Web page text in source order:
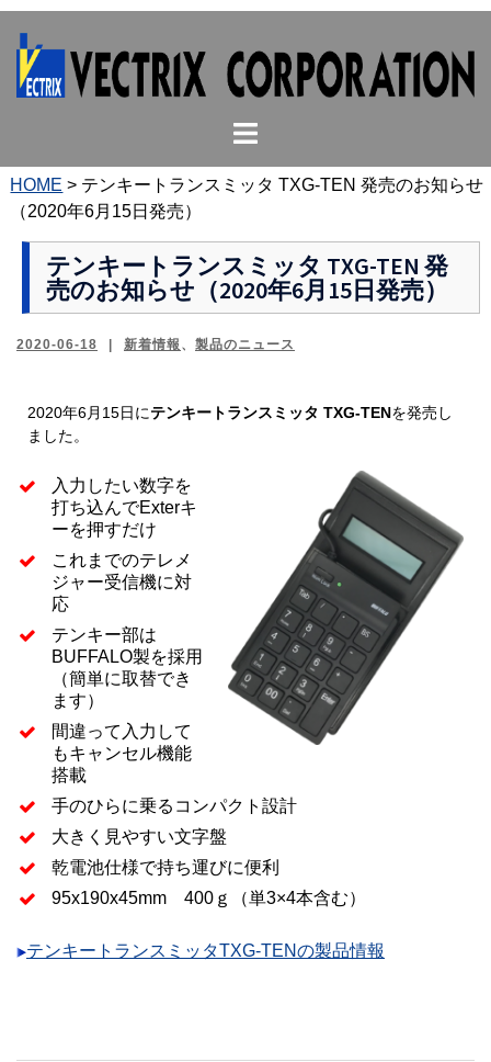
ス
ト
ル
ュ
ー
HOME > テンキートランスミッタ TXG-TEN 発売のお知らせ
（2020年6月15日発売）
テンキートランスミッタ TXG-TEN 発
売のお知らせ（2020年6月15日発売）
2020-06-18 新着情報 、 製品のニュース
2020年6月15日にテンキートランスミッタ TXG-TENを発売し
ました。
入力したい数字を
打ち込んで Exterキ
ーを押すだけ
これまでのテレメ
ジャー受信機に対
応
テンキー部は
BUFFALO製を採用
（簡単に取替でき
ます）
間違って入力して
もキャンセル機能
搭載
手のひらに乗るコンパクト設計
大きく見やすい文字盤
乾電池仕様で持ち運びに便利
95x190x45mm 400ｇ（単3×4本含む）
テンキートランスミッタTXG-TENの製品情報